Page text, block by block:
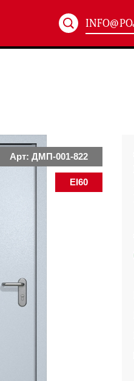
Полуторные технические
Двупольные технические
Арт: ДМП-001-822
EI60